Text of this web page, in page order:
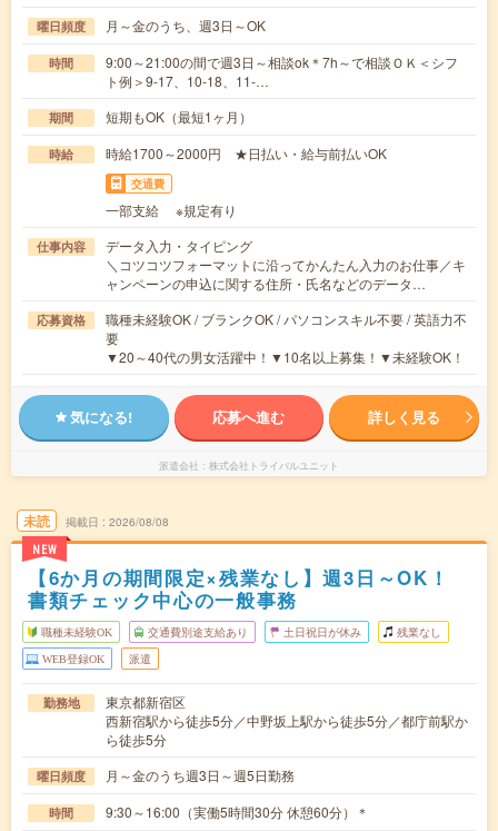
曜日頻度 月～金のうち、週3日～OK
時間
9:00～21:00の間で週3日～相談ok＊7h～で相談ＯＫ＜シフ
ト例＞9-17、10-18、11-…
期間 短期もOK（最短1ヶ月）
時給 時給1700～2000円 ★日払い・給与前払いOK
交通費
一部支給 ※規定有り
仕事内容
データ入力・タイピング
＼コツコツフォーマットに沿ってかんたん入力のお仕事／キ
ャンペーンの申込に関する住所・氏名などのデータ…
応募資格
職種未経験OK / ブランクOK / パソコンスキル不要 / 英語力不
要
▼20～40代の男女活躍中！▼10名以上募集！▼未経験OK！
気になる! 応募へ進む 詳しく見る
派遣会社 株式会社トライバルユニット
未読
NEW
掲載日 2026/08/08
【6か月の期間限定×残業なし】週3日～OK！
書類チェック中心の一般事務
職種未経験OK 交通費別途支給あり 土日祝日が休み 残業なし
WEB登録OK 派遣
勤務地
東京都新宿区
西新宿駅から徒歩5分／中野坂上駅から徒歩5分／都庁前駅か
ら徒歩5分
曜日頻度 月～金のうち週3日～週5日勤務
時間 9:30～16:00（実働5時間30分 休憩60分）＊